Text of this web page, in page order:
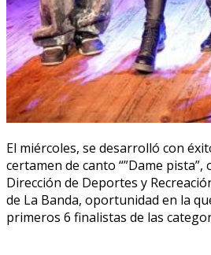
El miércoles, se desarrolló con
certamen de canto “”Dame
Dirección de Deportes y
de La Banda, oportunidad en la
primeros 6 finalistas de las